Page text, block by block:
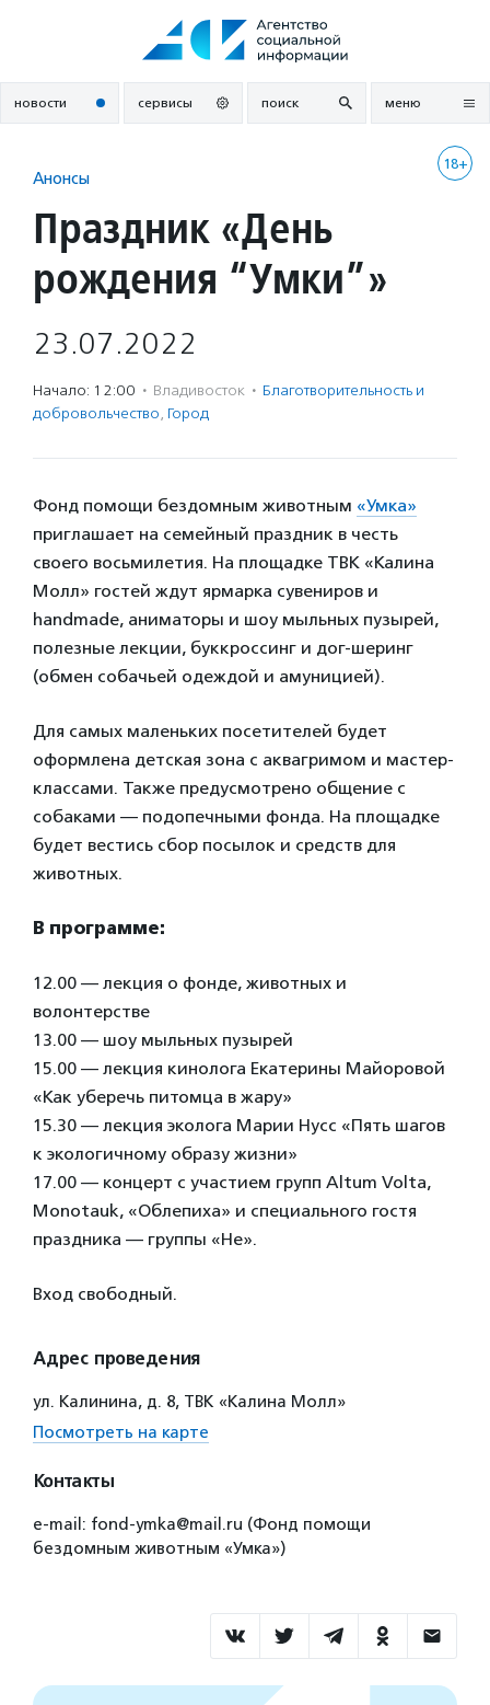
новости сервисы поиск меню
18+
Анонсы
Праздник «День
рождения “Умки”»
23.07.2022
Начало: 12:00 · Владивосток · Благотвори­тель­ность и
доброволь­чест­во, Город
Фонд помощи бездомным животным «Умка»
приглашает на семейный праздник в честь
своего восьмилетия. На площадке ТВК «Калина
Молл» гостей ждут ярмарка сувениров и
handmade, аниматоры и шоу мыльных пузырей,
полезные лекции, буккроссинг и дог-шеринг
(обмен собачьей одеждой и амуницией).
Для самых маленьких посетителей будет
оформлена детская зона с аквагримом и мастер-
классами. Также предусмотрено общение с
собаками — подопечными фонда. На площадке
будет вестись сбор посылок и средств для
животных.
В программе:
12.00 — лекция о фонде, животных и
волонтерстве
13.00 — шоу мыльных пузырей
15.00 — лекция кинолога Екатерины Майоровой
«Как уберечь питомца в жару»
15.30 — лекция эколога Марии Нусс «Пять шагов
к экологичному образу жизни»
17.00 — концерт с участием групп Altum Volta,
Monotauk, «Облепиха» и специального гостя
праздника — группы «He».
Вход свободный.
Адрес проведения
ул. Калинина, д. 8, ТВК «Калина Молл»
Посмотреть на карте
Контакты
e-mail: fond-ymka@mail.ru (Фонд помощи
бездомным животным «Умка»)